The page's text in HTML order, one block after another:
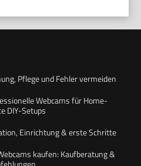
Pflege und Fehler vermeiden
Webcams für Home-
DIY-Setups
Einrichtung & erste Schritte
kaufen: Kaufberatung &